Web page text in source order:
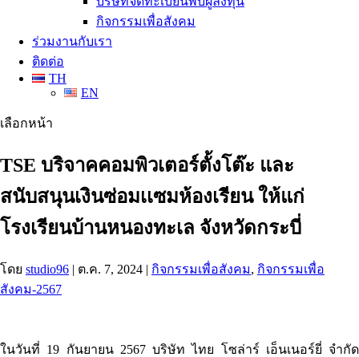
กิจกรรมเพื่อสังคม
ร่วมงานกับเรา
ติดต่อ
TH
EN
เลือกหน้า
TSE บริจาคคอมพิวเตอร์ตั้งโต๊ะ และ
สนับสนุนเงินซ่อมเเซมห้องเรียน ให้แก่
โรงเรียนบ้านหนองทะเล จังหวัดกระบี่
โดย studio96 | ต.ค. 7, 2024 | กิจกรรมเพื่อสังคม, กิจกรรมเพื่อ
สังคม-2567
ในวันที่ 19 กันยายน 2567 บริษัท ไทย โซล่าร์ เอ็นเนอร์ยี่ จำกัด